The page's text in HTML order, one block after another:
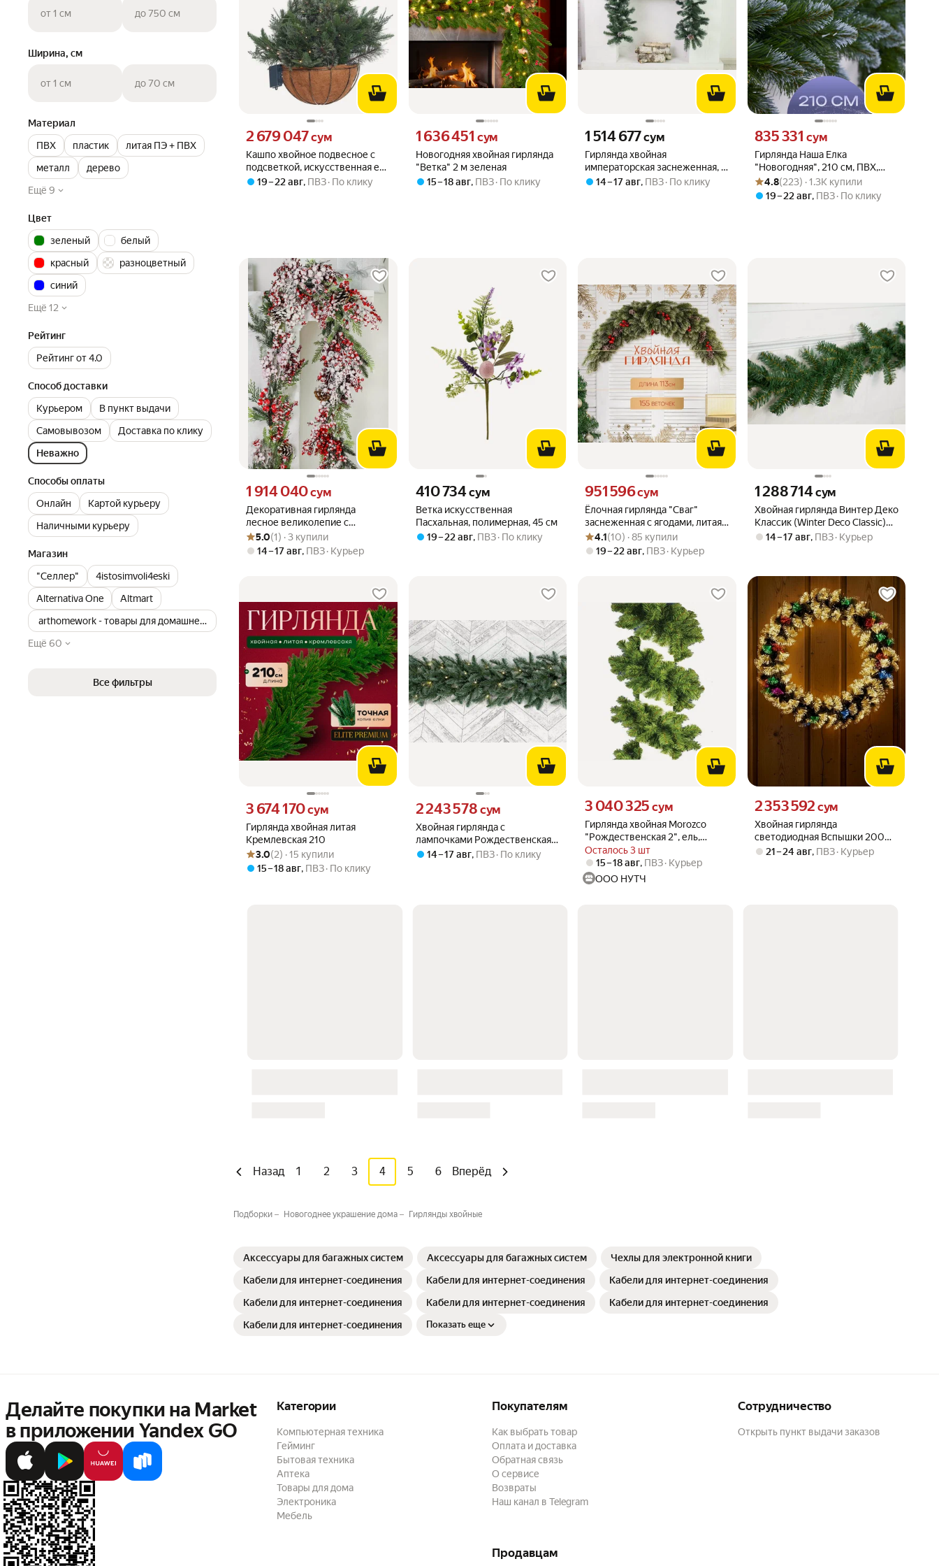
от 1 см до 750 см
Ширина, см
от 1 см до 70 см
Материал
ПВХ
пластик
литая ПЭ + ПВХ
металл
дерево
Ещё 9
Цвет
зеленый
белый
красный
разноцветный
синий
Ещё 12
Рейтинг
Рейтинг от 4.0
Способ доставки
Курьером
В пункт выдачи
Самовывозом
Доставка по клику
Неважно
Способы оплаты
Онлайн
Картой курьеру
Наличными курьеру
Магазин
"Селлер"
4istosimvoli4eski
Alternativa One
Altmart
arthomework - товары для домашнего творчества
Ещё 60
Все фильтры
Кашпо хвойное подвесное с
подсветкой, искусственная ель
с гирляндой, новогодний декор
Цена 2679047 сум вместо
2 679 047сум
19 – 22 авг, ПВЗ По клику
Новогодняя хвойная гирлянда
"Ветка" 2 м зеленая
Цена 1636451 сум вместо
1 636 451 сум
15 – 18 авг, ПВЗ По клику
Гирлянда хвойная
императорская заснеженная, с
шишками, 180х33 см, ПВХ, царь
Цена 1514677 сум вместо
1 514 677сум
14 – 17 авг, ПВЗ По клику
Гирлянда Наша Елка
"Новогодняя", 210 см, ПВХ,
зеленая с белыми кончиками
Цена 835331 сум вместо
835 331 сум
Рейтинг товара: 4.8 из 5
Оценок: (223) · 1.3K купили
4.8(223) · 1.3K купили
19 – 22 авг, ПВЗ По клику
Декоративная гирлянда
лесное великолепие с
шишками и ягодами,
заснеженный, хвоя 100% литая
мягкий полимер, 180х20.
Цена 1914040 сум вместо
1 914 040сум
Рейтинг товара: 5.0 из 5
Оценок: (1) · 3 купили
5.0(1) · 3 купили
14 – 17 авг, ПВЗ Курьер
Ветка искусственная
Пасхальная, полимерная, 45 см
Цена 410734 сум вместо
410 734 сум
19 – 22 авг, ПВЗ По клику
Ёлочная гирлянда "Сваг"
заснеженная с ягодами, литая.
113*18*35 см, 155 веток.
Новогодний декор
Цена 951596 сум вместо
951 596сум
Рейтинг товара: 4.1 из 5
Оценок: (10) · 85 купили
4.1(10) · 85 купили
19 – 22 авг, ПВЗ Курьер
Хвойная гирлянда Винтер Деко
Классик (Winter Deco Classic)
270*25 см, ПВХ, Винтер Деко
Цена 1288714 сум вместо
1 288 714 сум
14 – 17 авг, ПВЗ Курьер
Гирлянда хвойная литая
Кремлевская 210
Цена 3674170 сум вместо
3 674 170сум
Рейтинг товара: 3.0 из 5
Оценок: (2) · 15 купили
3.0(2) · 15 купили
15 – 18 авг, ПВЗ По клику
Хвойная гирлянда с
лампочками Рождественская
180*33 см, 50 LED ламп, литая
Цена 2243578 сум вместо
2 243 578 сум
14 – 17 авг, ПВЗ По клику
Гирлянда хвойная Morozco
"Рождественская 2", ель,
светло-зеленая, 2,7 м (ГР-2)
Осталось 3 шт
Цена 3040325 сум вместо
3 040 325 сум
15 – 18 авг, ПВЗ Курьер
ООО НУТЧ
Хвойная гирлянда
светодиодная Вспышки 200
см, автопереключение
Цена 2353592 сум вместо
2 353 592 сум
21 – 24 авг, ПВЗ Курьер
Назад 1 2 3 4 5 6 Вперёд
Подборки Новогоднее украшение дома Гирлянды хвойные
Аксессуары для багажных систем Аксессуары для багажных систем
Чехлы для электронной книги
Кабели для интернет-соединения
Кабели для интернет-соединения
Кабели для интернет-соединения
Кабели для интернет-соединения
Кабели для интернет-соединения
Кабели для интернет-соединения
Кабели для интернет-соединения
Показать еще
Делайте покупки на Market
в приложении Yandex GO
Категории
Компьютерная техника
Гейминг
Бытовая техника
Аптека
Товары для дома
Электроника
Мебель
Покупателям
Как выбрать товар
Оплата и доставка
Обратная связь
О сервисе
Возвраты
Наш канал в Telegram
Сотрудничество
Открыть пункт выдачи заказов
Продавцам